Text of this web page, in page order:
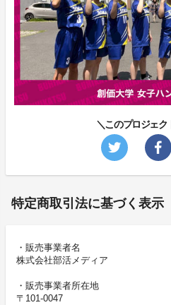
＼このプロジェク
特定商取引法に基づく表示
・販売事業者名
株式会社部活メディア
・販売事業者所在地
〒101-0047